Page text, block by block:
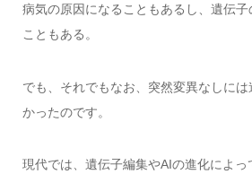
病気の原因になることもあるし、遺伝
こともある。
でも、それでもなお、突然変異なしに
かったのです。
現代では、遺伝子編集やAIの進化によっ